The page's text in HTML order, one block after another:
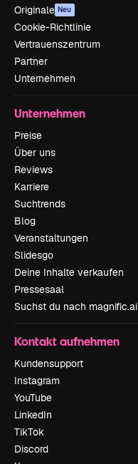
Originale Neu
Cookie-Richtlinie
Vertrauenszentrum
Partner
Unternehmen
Unternehmen
Preise
Über uns
Reviews
Karriere
Suchtrends
Blog
Veranstaltungen
Slidesgo
Deine Inhalte verkaufen
Pressesaal
Suchst du nach magnific.ai
Kontakt aufnehmen
Kundensupport
Instagram
YouTube
LinkedIn
TikTok
Discord